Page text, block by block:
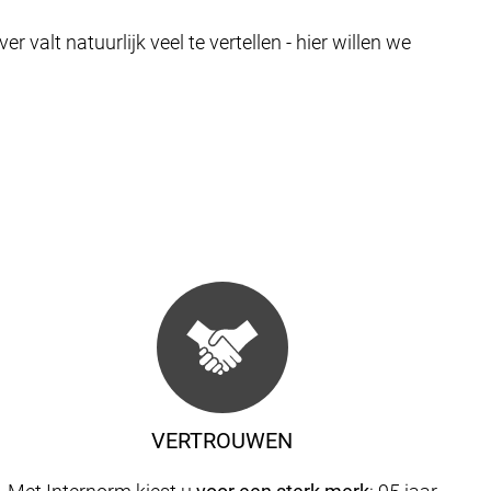
valt natuurlijk veel te vertellen - hier willen we
VERTROUWEN